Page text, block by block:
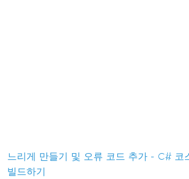
느리게 만들기 및 오류 코드 추가 - C# 코
빌드하기